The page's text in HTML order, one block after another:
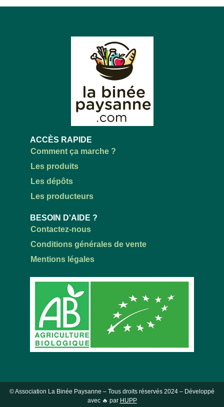
ACCÈS RAPIDE
Comment ça marche ?
Les produits
Les dépôts
Les producteurs
BESOIN D'AIDE ?
Contactez-nous
Conditions générales de vente
Mentions légales
© Association La Binée Paysanne – Tous droits réservés 2024 – Développé
avec 🔥 par HUPP